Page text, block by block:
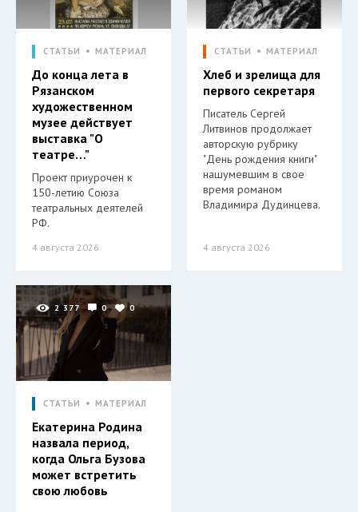
СТАТЬИ МАТЕРИАЛ
До конца лета в
Рязанском
художественном
музее действует
выставка "О
театре…"
Проект приурочен к
150-летию Союза
театральных деятелей
РФ.
4 августа 2026
СТАТЬИ МАТЕРИАЛ
Хлеб и зрелища для
первого секретаря
Писатель Сергей
Литвинов продолжает
авторскую рубрику
"День рождения книги"
нашумевшим в свое
время романом
Владимира Дудинцева.
4 августа 2026
2 377 0 0
СТАТЬИ МАТЕРИАЛ
Екатерина Родина
назвала период,
когда Ольга Бузова
может встретить
свою любовь